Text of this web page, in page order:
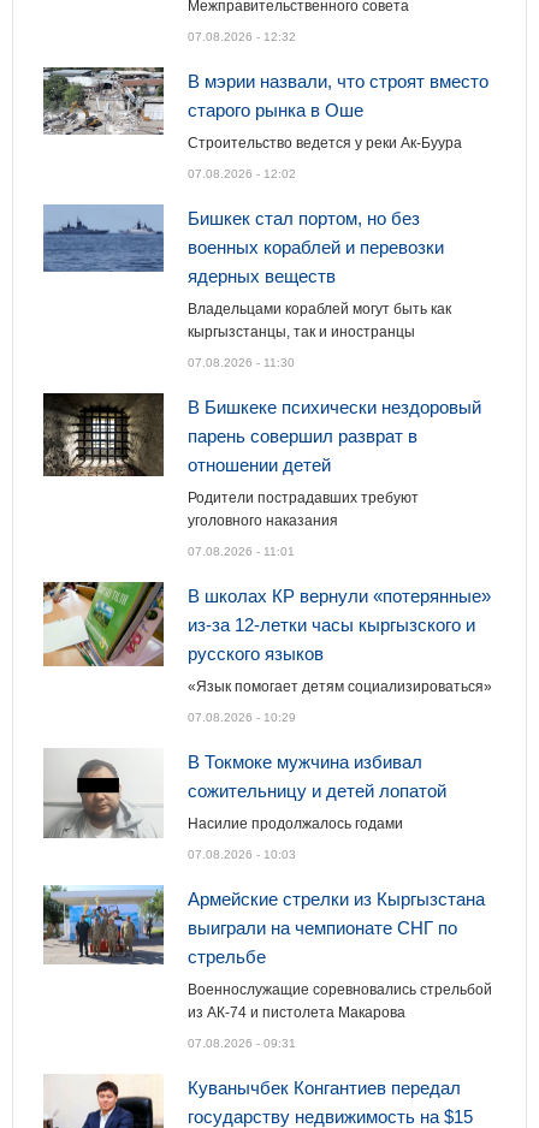
Межправительственного совета
07.08.2026 - 12:32
В мэрии назвали, что строят вместо
старого рынка в Оше
Строительство ведется у реки Ак-Буура
07.08.2026 - 12:02
Бишкек стал портом, но без
военных кораблей и перевозки
ядерных веществ
Владельцами кораблей могут быть как
кыргызстанцы, так и иностранцы
07.08.2026 - 11:30
В Бишкеке психически нездоровый
парень совершил разврат в
отношении детей
Родители пострадавших требуют
уголовного наказания
07.08.2026 - 11:01
В школах КР вернули «потерянные»
из-за 12-летки часы кыргызского и
русского языков
«Язык помогает детям социализироваться»
07.08.2026 - 10:29
В Токмоке мужчина избивал
сожительницу и детей лопатой
Насилие продолжалось годами
07.08.2026 - 10:03
Армейские стрелки из Кыргызстана
выиграли на чемпионате СНГ по
стрельбе
Военнослужащие соревновались стрельбой
из АК-74 и пистолета Макарова
07.08.2026 - 09:31
Куванычбек Конгантиев передал
государству недвижимость на $15